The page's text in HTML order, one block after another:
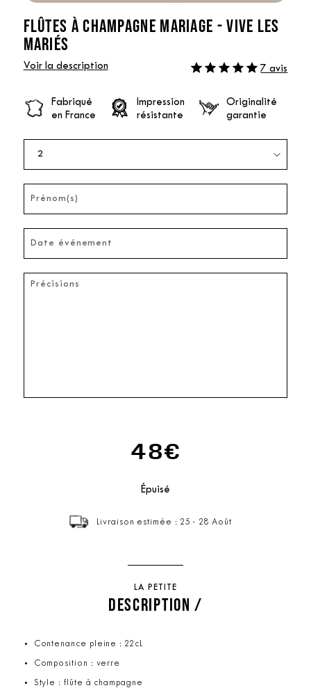
FLÛTES À CHAMPAGNE MARIAGE - VIVE LES
MARIÉS
Voir la description 7 avis
Fabriqué
en France
Impression
résistante
Originalité
garantie
48€
Épuisé
Livraison estimée : 25 - 28 Août
LA PETITE
DESCRIPTION /
Contenance pleine : 22cL
Composition : verre
Style : flûte à champagne